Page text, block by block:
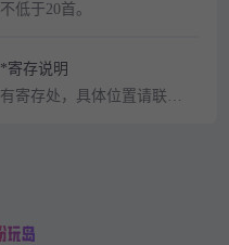
不低于20首。
*寄存说明
有寄存处，具体位置请联系现场工作人员。